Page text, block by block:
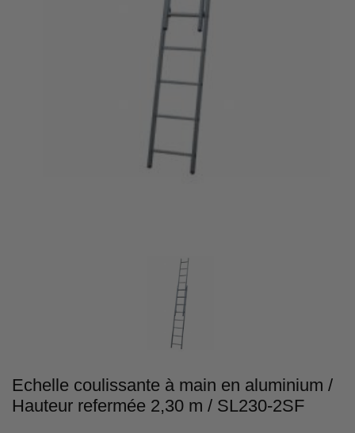
Echelle coulissante à main en aluminium /
Hauteur refermée 2,30 m / SL230-2SF